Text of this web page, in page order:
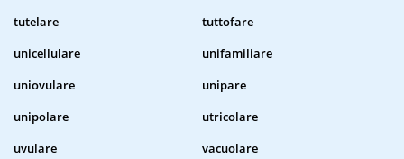
tutelare
tuttofare
unicellulare
unifamiliare
uniovulare
unipare
unipolare
utricolare
uvulare
vacuolare